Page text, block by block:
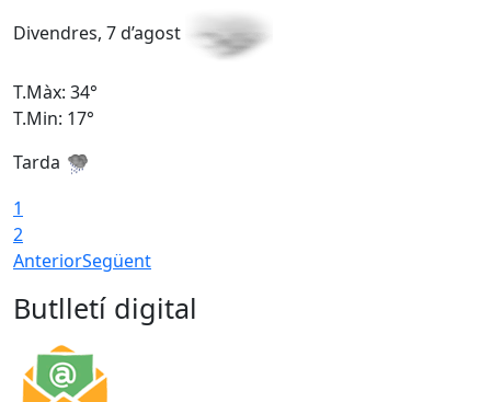
Divendres, 7 d’agost
T.Màx: 34°
T.Min: 17°
Tarda
1
2
AnteriorSegüent
Butlletí digital